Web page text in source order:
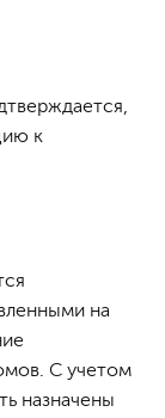
к
на
С учетом
назначены